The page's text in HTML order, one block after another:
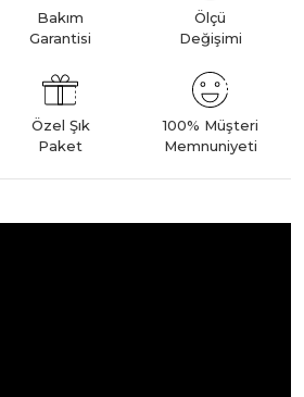
Bakım
Garantisi
Ölçü
Değişimi
Özel Şık
Paket
100% Müşteri
Memnuniyeti